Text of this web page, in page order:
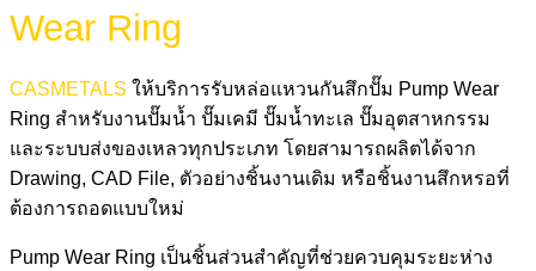
Wear Ring
CASMETALS ให้บริการรับหล่อแหวนกันสึกปั๊ม Pump Wear
Ring สำหรับงานปั๊มน้ำ ปั๊มเคมี ปั๊มน้ำทะเล ปั๊มอุตสาหกรรม
และระบบส่งของเหลวทุกประเภท โดยสามารถผลิตได้จาก
Drawing, CAD File, ตัวอย่างชิ้นงานเดิม หรือชิ้นงานสึกหรอที่
ต้องการถอดแบบใหม่
Pump Wear Ring เป็นชิ้นส่วนสำคัญที่ช่วยควบคุมระยะห่าง